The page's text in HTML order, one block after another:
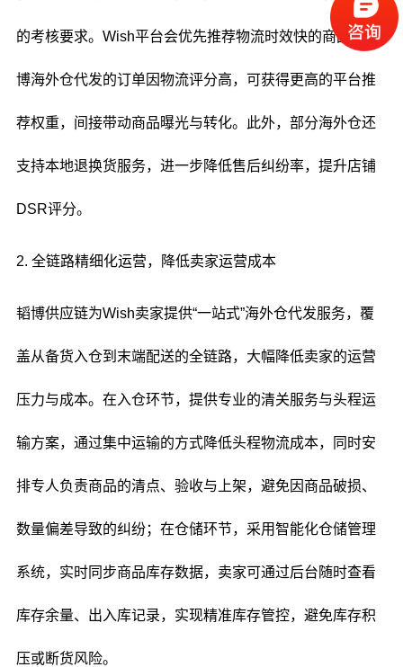
的考核要求。Wish平台会优先推荐物流时效快的商品，韬
博海外仓代发的订单因物流评分高，可获得更高的平台推
荐权重，间接带动商品曝光与转化。此外，部分海外仓还
支持本地退换货服务，进一步降低售后纠纷率，提升店铺
DSR评分。
2. 全链路精细化运营，降低卖家运营成本
韬博供应链为Wish卖家提供“一站式”海外仓代发服务，覆
盖从备货入仓到末端配送的全链路，大幅降低卖家的运营
压力与成本。在入仓环节，提供专业的清关服务与头程运
输方案，通过集中运输的方式降低头程物流成本，同时安
排专人负责商品的清点、验收与上架，避免因商品破损、
数量偏差导致的纠纷；在仓储环节，采用智能化仓储管理
系统，实时同步商品库存数据，卖家可通过后台随时查看
库存余量、出入库记录，实现精准库存管控，避免库存积
压或断货风险。